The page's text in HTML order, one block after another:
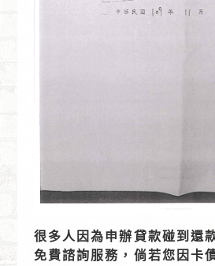
很多人因為申辦貸款碰到還
免費諮詢服務，倘若您因卡